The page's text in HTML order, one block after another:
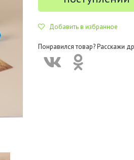
Добавить в избранное
Понравился товар? Расскажи